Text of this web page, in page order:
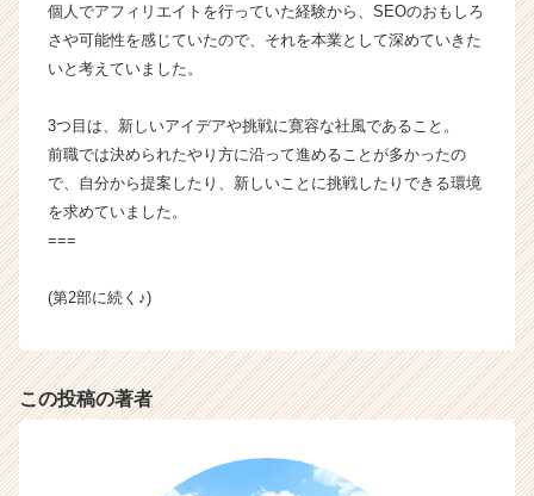
個人でアフィリエイトを行っていた経験から、SEOのおもしろ
さや可能性を感じていたので、それを本業として深めていきた
いと考えていました。
3つ目は、新しいアイデアや挑戦に寛容な社風であること。
前職では決められたやり方に沿って進めることが多かったの
で、自分から提案したり、新しいことに挑戦したりできる環境
を求めていました。
===
(第2部に続く♪)
この投稿の著者